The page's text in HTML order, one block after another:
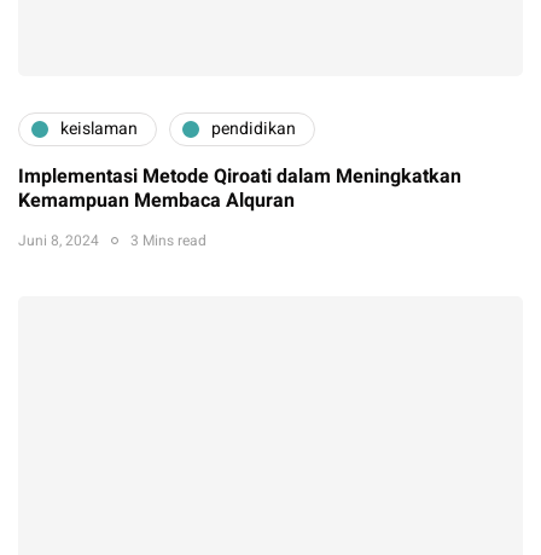
keislaman pendidikan
Implementasi Metode Qiroati dalam Meningkatkan
Kemampuan Membaca Alquran
Juni 8, 2024 3 Mins read